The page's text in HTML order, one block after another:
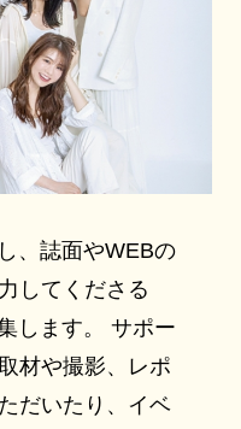
、誌面やWEBの
してくださる
します。 サポー
材や撮影、レポ
だいたり、イベ